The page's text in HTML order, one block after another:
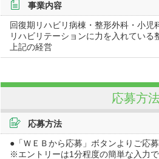
事業内容
回復期リハビリ病棟・整形外科・小
リハビリテーションに力を入れている
上記の経営
応募方
応募方法
●「ＷＥＢから応募」ボタンよりご応募
※エントリーは1分程度の簡単な入力で